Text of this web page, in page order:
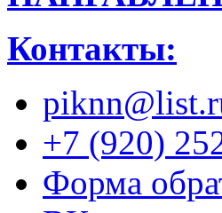
Контакты:
+7 (920)
Форма